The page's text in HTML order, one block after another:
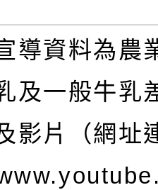
導資料為農
及一般牛乳
影片（網址